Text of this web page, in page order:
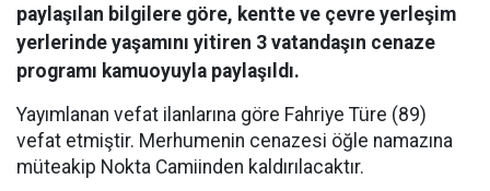
paylaşılan bilgilere göre, kentte ve çevre yerleşim
yerlerinde yaşamını yitiren 3 vatandaşın cenaze
programı kamuoyuyla paylaşıldı.
Yayımlanan vefat ilanlarına göre Fahriye Türe (89)
vefat etmiştir. Merhumenin cenazesi öğle namazına
müteakip Nokta Camiinden kaldırılacaktır.